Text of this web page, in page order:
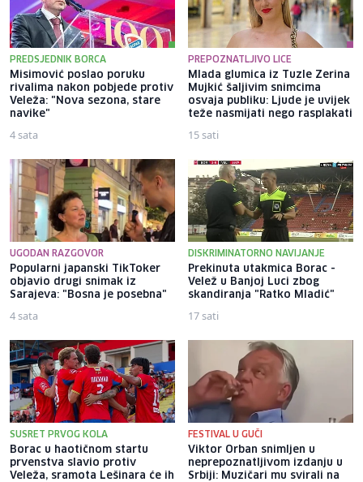
PREDSJEDNIK BORCA
Misimović poslao poruku
rivalima nakon pobjede protiv
Veleža: "Nova sezona, stare
navike"
4 sata
PREPOZNATLJIVO LICE
Mlada glumica iz Tuzle Zerina
Mujkić šaljivim snimcima
osvaja publiku: Ljude je uvijek
teže nasmijati nego rasplakati
15 sati
UGODAN RAZGOVOR
Popularni japanski TikToker
objavio drugi snimak iz
Sarajeva: "Bosna je posebna"
4 sata
DISKRIMINATORNO NAVIJANJE
Prekinuta utakmica Borac -
Velež u Banjoj Luci zbog
skandiranja "Ratko Mladić"
17 sati
SUSRET PRVOG KOLA
Borac u haotičnom startu
prvenstva slavio protiv
Veleža, sramota Lešinara će ih
FESTIVAL U GUČI
Viktor Orban snimljen u
neprepoznatljivom izdanju u
Srbiji: Muzičari mu svirali na